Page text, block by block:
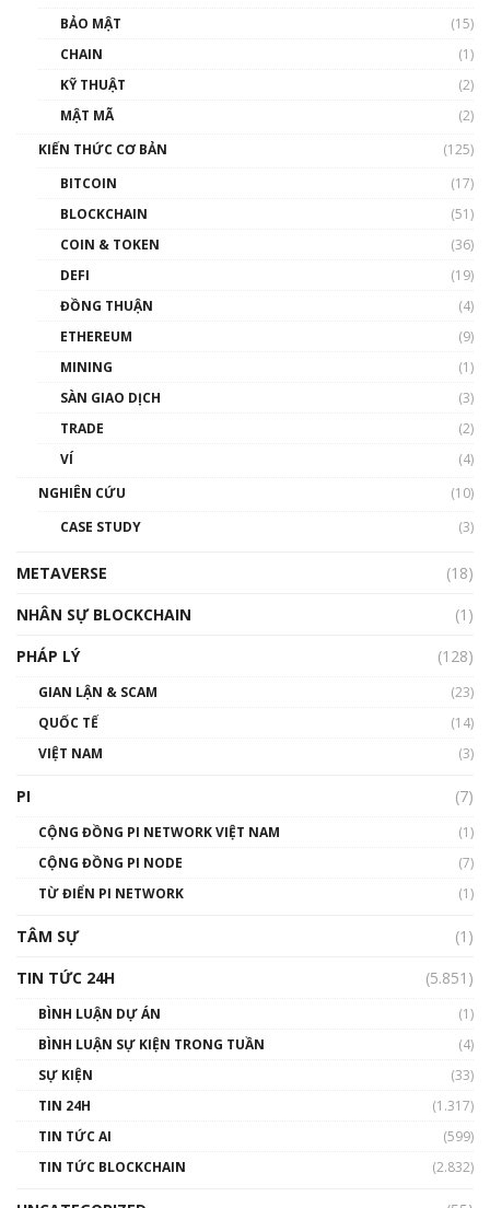
00:43:47
như thể nào?
00:39:31
Phổ cập Blockchain
thống & Crypto qua các cuộc chiến | Phổ cập
01:32:59
gió ấm
Talkshow 14: MemeCoin – Trò đùa tỷ đô
01:29:26
BẢO MẬT
(15)
CHAIN
(1)
KỸ THUẬT
(2)
MẬT MÃ
(2)
KIẾN THỨC CƠ BẢN
(125)
BITCOIN
(17)
BLOCKCHAIN
(51)
COIN & TOKEN
(36)
DEFI
(19)
ĐỒNG THUẬN
(4)
ETHEREUM
(9)
MINING
(1)
SÀN GIAO DỊCH
(3)
TRADE
(2)
VÍ
(4)
NGHIÊN CỨU
(10)
CASE STUDY
(3)
METAVERSE
(18)
NHÂN SỰ BLOCKCHAIN
(1)
PHÁP LÝ
(128)
GIAN LẬN & SCAM
(23)
QUỐC TẾ
(14)
VIỆT NAM
(3)
PI (7)
CỘNG ĐỒNG PI NETWORK VIỆT NAM
(1)
CỘNG ĐỒNG PI NODE
(7)
TỪ ĐIỂN PI NETWORK
(1)
TÂM SỰ
(1)
TIN TỨC 24H
(5.851)
BÌNH LUẬN DỰ ÁN
(1)
BÌNH LUẬN SỰ KIỆN TRONG TUẦN
(4)
SỰ KIỆN
(33)
TIN 24H
(1.317)
TIN TỨC AI
(599)
TIN TỨC BLOCKCHAIN
(2.832)